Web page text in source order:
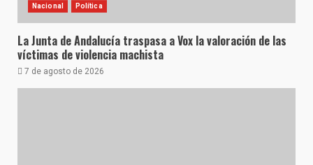
Nacional Política
La Junta de Andalucía traspasa a Vox la valoración de las
víctimas de violencia machista
7 de agosto de 2026